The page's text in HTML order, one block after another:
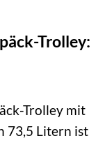
Trolley:
Trolley mit
73,5 Litern ist